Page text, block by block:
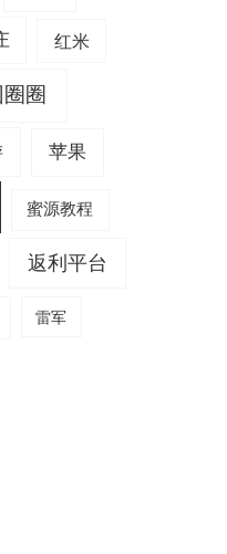
红米
圈
苹果
蜜源教程
返利平台
雷军